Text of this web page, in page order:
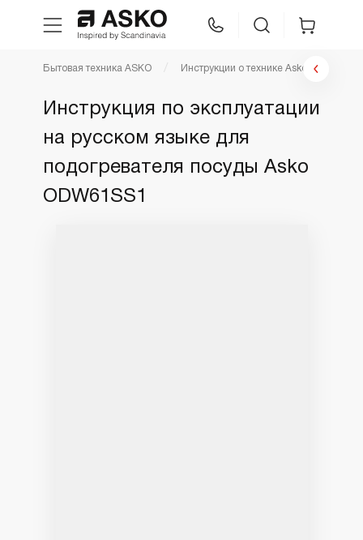
Техника для кухни
Уход за бельем
Бытовая техника ASKO Инструкции о технике Asko
Инструкция по эксплуатации
на русском языке для
подогревателя посуды Asko
ODW61SS1